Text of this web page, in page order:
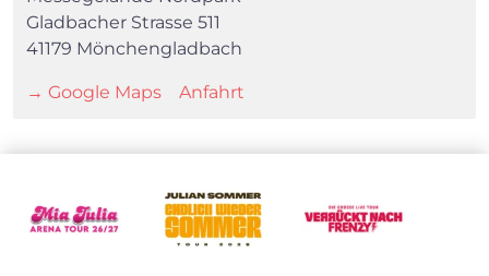
Gladbacher Strasse 511
41179 Mönchengladbach
→ Google Maps Anfahrt